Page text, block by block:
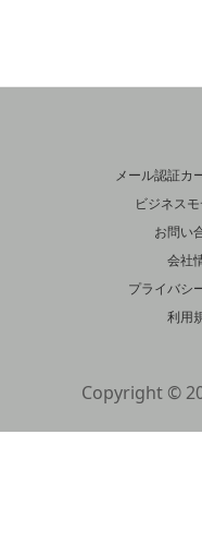
メール認証カ
ビジネス
お問い
会社
プライバシ
利用
Copyright ©